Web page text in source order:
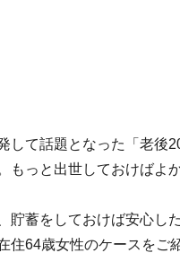
して話題となった「老後
もっと出世しておけばよ
貯蓄をしておけば安心し
住64歳女性のケースをご